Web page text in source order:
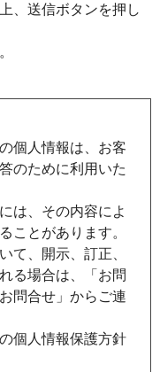
、送信ボタンを押し
個人情報は、お客
のために利用いた
は、その内容によ
ことがあります。
て、開示、訂正、
る場合は、「お問
問合せ」からご連
個人情報保護方針